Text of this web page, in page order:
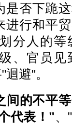
是否下跪
进行和平
分人的等
、官员
避"。
间的不平
代表！"、